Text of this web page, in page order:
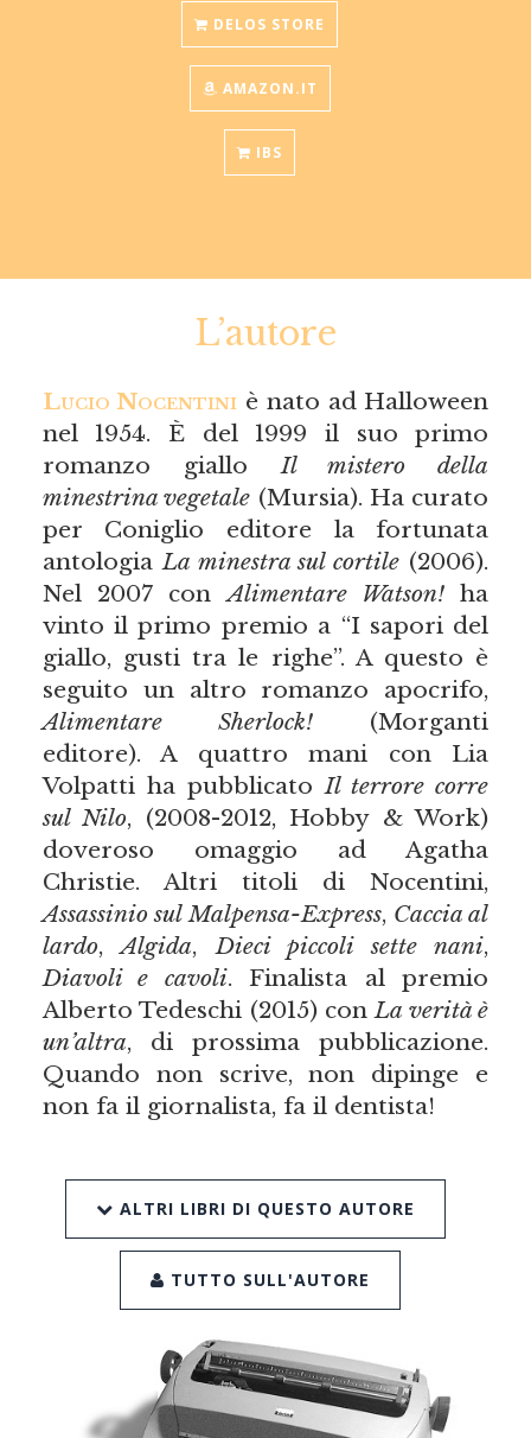
DELOS STORE
AMAZON.IT
IBS
L’autore
Lucio Nocentini è nato ad Halloween
nel 1954. È del 1999 il suo primo
romanzo giallo Il mistero della
minestrina vegetale (Mursia). Ha curato
per Coniglio editore la fortunata
antologia La minestra sul cortile (2006).
Nel 2007 conAlimentare Watson! ha
vinto il primo premio a “I sapori del
giallo, gusti tra le righe”. A questo è
seguito un altro romanzo apocrifo,
Alimentare Sherlock! (Morganti
editore). A quattro mani con Lia
Volpatti ha pubblicato Il terrore corre
sul Nilo, (2008-2012, Hobby & Work)
doveroso omaggio ad Agatha
Christie. Altri titoli di Nocentini,
Assassinio sul Malpensa-Express, Caccia al
lardo,Algida, Dieci piccoli sette nani,
Diavoli e cavoli. Finalista al premio
Alberto Tedeschi (2015) con La verità è
un’altra, di prossima pubblicazione.
Quando non scrive, non dipinge e
non fa il giornalista, fa il dentista!
ALTRI LIBRI DI QUESTO AUTORE
TUTTO SULL'AUTORE